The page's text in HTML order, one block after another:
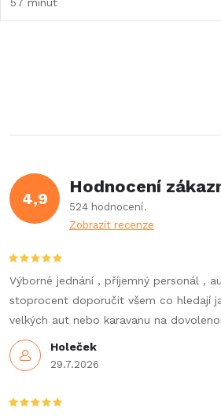
4,9
Hodnocení
524 hodnocení
Zobrazit recenze
Holeček
29.7.2026
Výborné jednání , příjemný personál ,
stoprocent doporučit všem co hledají
velkých aut nebo karavanu na